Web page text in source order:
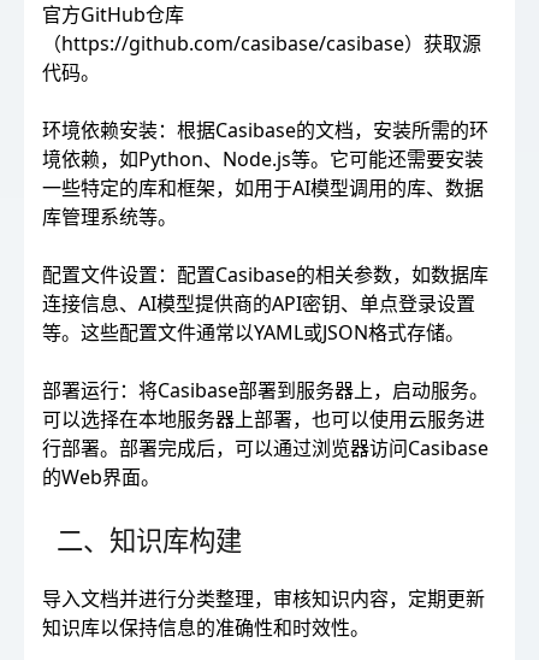
官方GitHub仓库
（https://github.com/casibase/casibase）获取源
代码。
环境依赖安装：根据Casibase的文档，安装所需的环
境依赖，如Python、Node.js等。它可能还需要安装
一些特定的库和框架，如用于AI模型调用的库、数据
库管理系统等。
配置文件设置：配置Casibase的相关参数，如数据库
连接信息、AI模型提供商的API密钥、单点登录设置
等。这些配置文件通常以YAML或JSON格式存储。
部署运行：将Casibase部署到服务器上，启动服务。
可以选择在本地服务器上部署，也可以使用云服务进
行部署。部署完成后，可以通过浏览器访问Casibase
的Web界面。
二、知识库构建
导入文档并进行分类整理，审核知识内容，定期更新
知识库以保持信息的准确性和时效性。